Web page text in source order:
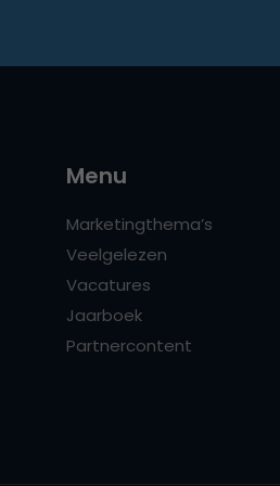
Menu
Marketingthema’s
Veelgelezen
Vacatures
Jaarboek
Partnercontent